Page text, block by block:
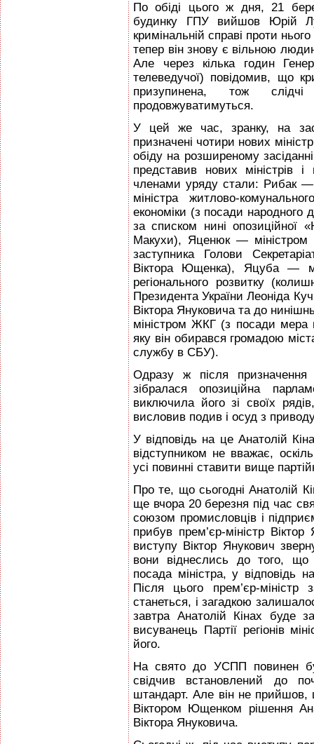
По обіді цього ж дня, 21
будинку ГПУ вийшов Юрій
кримінальній справі проти
тепер він знову є вільною
Але через кілька годин
телеведучої) повідомив, що
призупинена, тож
продовжуватимуться.
У цей же час, зранку, на
призначені чотири нових
обіду на розширеному
представив нових міністрів
членами уряду стали: Рибак —
міністра житлово-
економіки (з посади
за списком нині опозиційної
Макухи), Яценюк — міністром
заступника Голови
Віктора Ющенка), Яцуба —
регіонального розвитку
Президента України Леоніда
Віктора Януковича та до
міністром ЖКГ (з посади
яку він обирався громадою
службу в СБУ).
Одразу ж після призначення
зібралася опозиційна
виключила його зі своїх
висловив подив і осуд з
У відповідь на це Анатолій
відступником не вважає,
усі повинні ставити вище
Про те, що сьогодні Анатолій
ще вчора 20 березня під час
союзом промисловців і
прибув прем’єр-міністр
виступу Віктор Янукович
вони віднеслись до того, що
посада міністра, у відповідь
Після цього прем’єр-
станеться, і загадкою
завтра Анатолій Кінах буде
висуванець Партії регіонів
його.
На свято до УСПП повинен
свідчив встановлений до
штандарт. Але він не прийшов,
Віктором Ющенком рішення
Віктора Януковича.